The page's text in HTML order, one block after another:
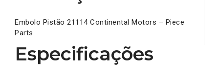
Embolo Pistão 21114 Continental Motors – Piece
Parts
Especificações